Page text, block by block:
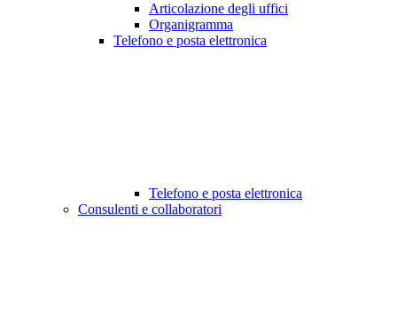
Articolazione degli uffici
Organigramma
Telefono e posta elettronica
Telefono e posta elettronica
Consulenti e collaboratori